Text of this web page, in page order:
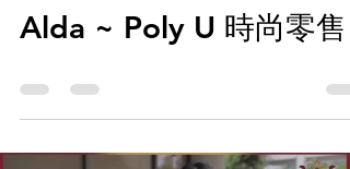
Alda ~ Poly U 時尚零售